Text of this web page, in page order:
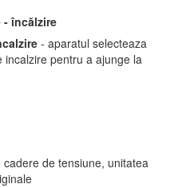
- aparatul selecteaza
pentru a ajunge la
cadere de tensiune, unitatea